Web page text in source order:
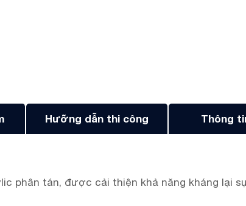
Hưỡng dẫn thi công Thông
phân tán, được cải thiện khả năng kháng lại